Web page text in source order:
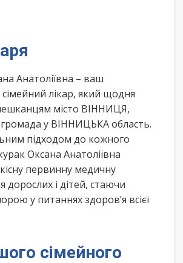
Анатоліївна – ваш
лікар, який щодня
місто ВІННИЦЯ,
у ВІННИЦЬКА область.
підходом до кожного
Оксана Анатоліївна
первинну медичну
дорослих і дітей, стаючи
у питаннях здоров’я всієї
сімейного